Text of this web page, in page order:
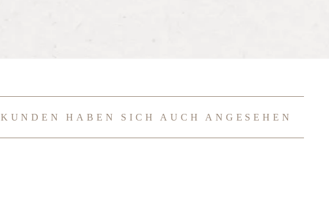
KUNDEN HABEN SICH AUCH ANGESEHEN